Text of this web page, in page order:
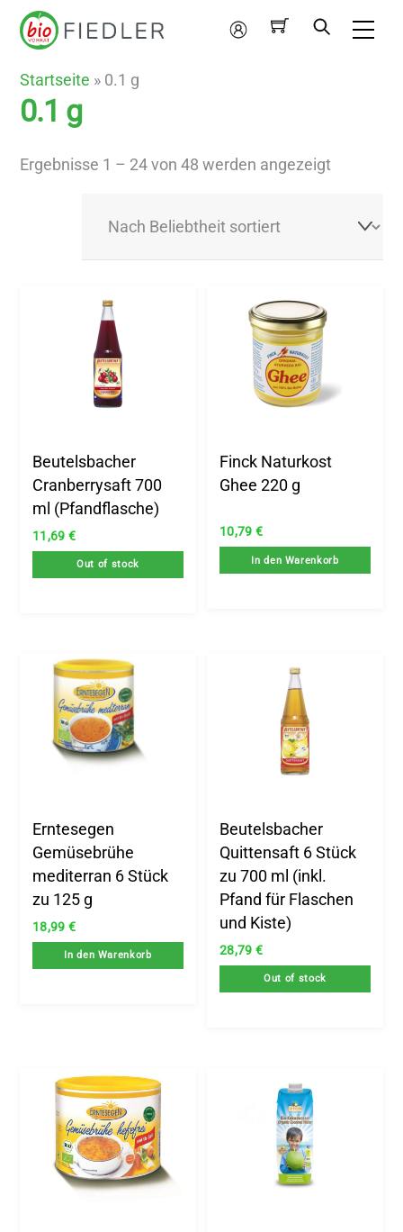
Skip
Mein
Startseite » 0.1 g
0.1 g
Ergebnisse 1 – 24 von 48 werden angezeigtNach
Beutelsbacher
Cranberrysaft 700
ml (Pfandflasche)
11,69 €
Out of stock
Finck Naturkost
Ghee 220 g
10,79 €
In den Warenkorb
Erntesegen
Gemüsebrühe
mediterran 6 Stück
zu 125 g
18,99 €
In den Warenkorb
Beutelsbacher
Quittensaft 6 Stück
zu 700 ml (inkl.
Pfand für Flaschen
und Kiste)
28,79 €
Out of stock